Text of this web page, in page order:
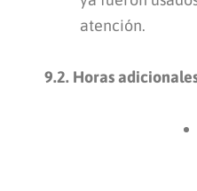
atención.
9.2. Horas